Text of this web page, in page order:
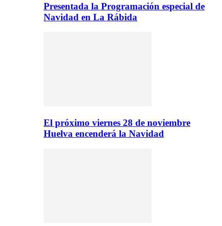
Presentada la Programación especial de
Navidad en La Rábida
El próximo viernes 28 de noviembre
Huelva encenderá la Navidad